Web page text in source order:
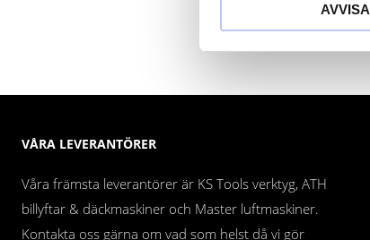
AVVISA
VÅRA LEVERANTÖRER
Våra främsta leverantörer är KS Tools verktyg, ATH
billyftar & däckmaskiner och Master luftmaskiner.
Kontakta oss gärna om vad som helst då vi gör